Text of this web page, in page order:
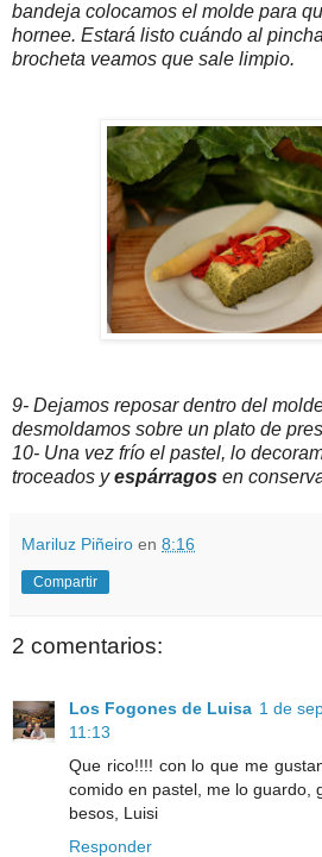
bandeja colocamos el molde para
hornee. Estará listo cuándo al
brocheta veamos que sale limpio.
9- Dejamos reposar dentro del
desmoldamos sobre un plato de
10- Una vez frío el pastel, lo
troceados yespárragos en
Mariluz Piñeiro en 8:16
Compartir
2 comentarios:
Los Fogones de Luisa 1 de
11:13
Que rico!!!! con lo que me
comido en pastel, me lo guardo,
besos, Luisi
Responder